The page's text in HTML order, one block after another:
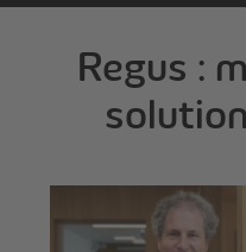
cegecom>
Regus :